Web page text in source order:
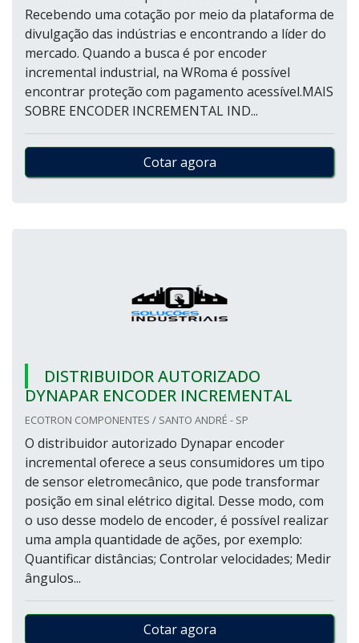
Recebendo uma cotação por meio da plataforma de
divulgação das indústrias e encontrando a líder do
mercado. Quando a busca é por encoder
incremental industrial, na WRoma é possível
encontrar proteção com pagamento acessível.MAIS
SOBRE ENCODER INCREMENTAL IND...
Cotar agora
DISTRIBUIDOR AUTORIZADO
DYNAPAR ENCODER INCREMENTAL
ECOTRON COMPONENTES / SANTO ANDRÉ - SP
O distribuidor autorizado Dynapar encoder
incremental oferece a seus consumidores um tipo
de sensor eletromecânico, que pode transformar
posição em sinal elétrico digital. Desse modo, com
o uso desse modelo de encoder, é possível realizar
uma ampla quantidade de ações, por exemplo:
Quantificar distâncias; Controlar velocidades; Medir
ângulos...
Cotar agora